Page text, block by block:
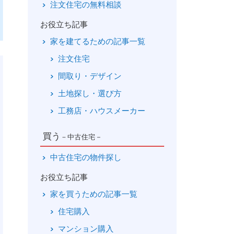
注文住宅の無料相談
お役立ち記事
家を建てるための記事一覧
注文住宅
間取り・デザイン
土地探し・選び方
工務店・ハウスメーカー
買う －中古住宅－
中古住宅の物件探し
お役立ち記事
家を買うための記事一覧
住宅購入
マンション購入